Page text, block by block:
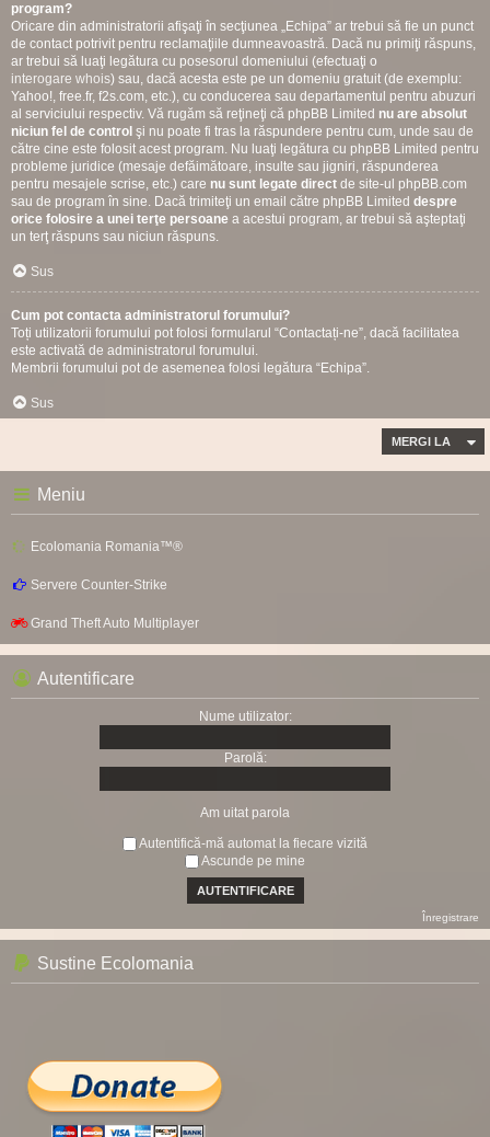
program?
Oricare din administratorii afişaţi în secţiunea „Echipa” ar trebui să fie un punct
de contact potrivit pentru reclamaţiile dumneavoastră. Dacă nu primiţi răspuns,
ar trebui să luaţi legătura cu posesorul domeniului (efectuaţi o
interogare whois) sau, dacă acesta este pe un domeniu gratuit (de exemplu:
Yahoo!, free.fr, f2s.com, etc.), cu conducerea sau departamentul pentru abuzuri
al serviciului respectiv. Vă rugăm să reţineţi că phpBB Limited nu are absolut
niciun fel de control şi nu poate fi tras la răspundere pentru cum, unde sau de
către cine este folosit acest program. Nu luaţi legătura cu phpBB Limited pentru
probleme juridice (mesaje defăimătoare, insulte sau jigniri, răspunderea
pentru mesajele scrise, etc.) care nu sunt legate direct de site-ul phpBB.com
sau de program în sine. Dacă trimiteţi un email către phpBB Limited despre
orice folosire a unei terţe persoane a acestui program, ar trebui să aşteptaţi
un terţ răspuns sau niciun răspuns.
Sus
Cum pot contacta administratorul forumului?
Toți utilizatorii forumului pot folosi formularul “Contactați-ne”, dacă facilitatea
este activată de administratorul forumului.
Membrii forumului pot de asemenea folosi legătura “Echipa”.
Sus
MERGI LA
Meniu
Ecolomania Romania™®
Servere Counter-Strike
Grand Theft Auto Multiplayer
Autentificare
Nume utilizator:
Parolă:
Am uitat parola
Autentifică-mă automat la fiecare vizită
Ascunde pe mine
Înregistrare
Sustine Ecolomania